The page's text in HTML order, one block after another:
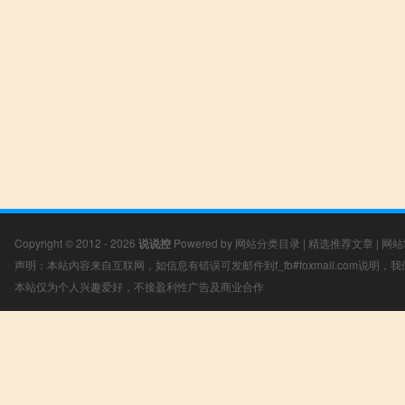
Copyright © 2012 - 2026 说说控 Powered by 网站分类目录 | 精选推荐文章 | 网
声明：本站内容来自互联网，如信息有错误可发邮件到f_fb#foxmail.com说明，
本站仅为个人兴趣爱好，不接盈利性广告及商业合作